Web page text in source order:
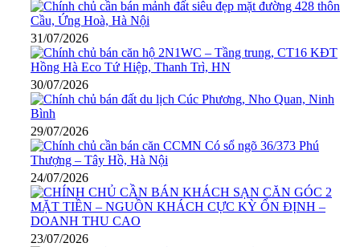
31/07/2026
30/07/2026
29/07/2026
24/07/2026
23/07/2026